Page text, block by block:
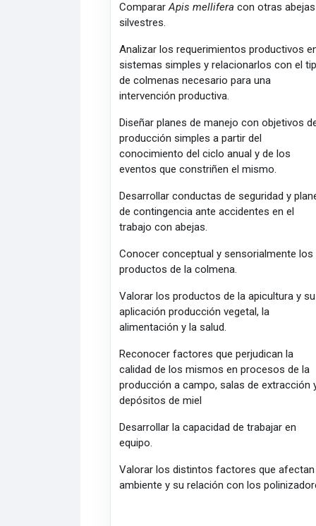
CompararApis mellifera con otras abejas
silvestres.
Analizar los requerimientos productivos
sistemas simples y relacionarlos con el
de colmenas necesario para una
intervención productiva.
Diseñar planes de manejo con objetivos
producción simples a partir del
conocimiento del ciclo anual y de los
eventos que constriñen el mismo.
Desarrollar conductas de seguridad y
de contingencia ante accidentes en el
trabajo con abejas.
Conocer conceptual y sensorialmente los
productos de la colmena.
Valorar los productos de la apicultura y su
aplicación producción vegetal, la
alimentación y la salud.
Reconocer factores que perjudican la
calidad de los mismos en procesos de la
producción a campo, salas de extracción
depósitos de miel
Desarrollar la capacidad de trabajar en
equipo.
Valorar los distintos factores que afectan
ambiente y su relación con los